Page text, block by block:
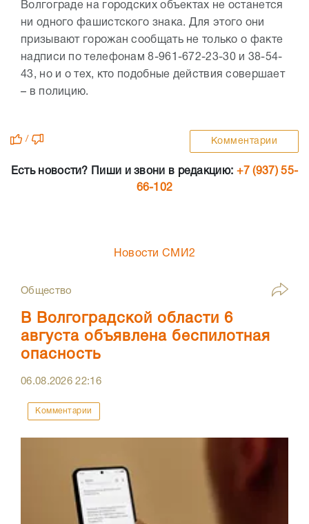
Волгограде на городских объектах не останется
ни одного фашистского знака. Для этого они
призывают горожан сообщать не только о факте
надписи по телефонам 8-961-672-23-30 и 38-54-
43, но и о тех, кто подобные действия совершает
– в полицию.
/ Комментарии
Есть новости? Пиши и звони в редакцию: +7 (937) 55-
66-102
Новости СМИ2
Общество
В Волгоградской области 6
августа объявлена беспилотная
опасность
06.08.202622:16
Комментарии